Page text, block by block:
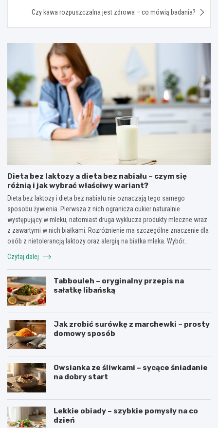
Czy kawa rozpuszczalna jest zdrowa – co mówią badania?
Dieta bez laktozy a dieta bez nabiału – czym się
różnią i jak wybrać właściwy wariant?
Dieta bez laktozy i dieta bez nabiału nie oznaczają tego samego
sposobu żywienia. Pierwsza z nich ogranicza cukier naturalnie
występujący w mleku, natomiast druga wyklucza produkty mleczne wraz
z zawartymi w nich białkami. Rozróżnienie ma szczególne znaczenie dla
osób z nietolerancją laktozy oraz alergią na białka mleka. Wybór…
Czytaj dalej
Tabbouleh – oryginalny przepis na
sałatkę libańską
Jak zrobić surówkę z marchewki – prosty
domowy sposób
Owsianka ze śliwkami – sycące śniadanie
na dobry start
Lekkie obiady – szybkie pomysły na co
dzień